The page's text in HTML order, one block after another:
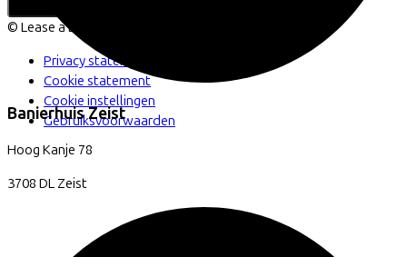
Banierhuis Zeist
Hoog Kanje 78
3708 DL Zeist
© Lease a Bike. All Rights Reserved.
Privacy statement
Cookie statement
Cookie instellingen
Gebruiksvoorwaarden